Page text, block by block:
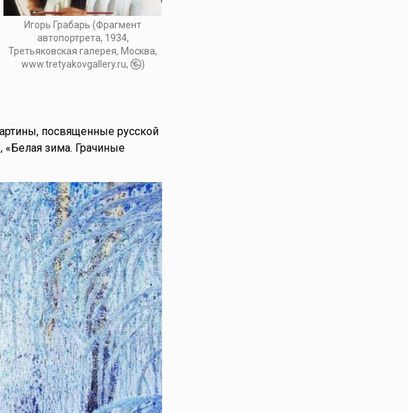
Игорь Грабарь (Фрагмент
автопортрета, 1934,
Третьяковская галерея, Москва,
www.tretyakovgallery.ru,
)
посвященные русской
«Белая зима. Грачиные